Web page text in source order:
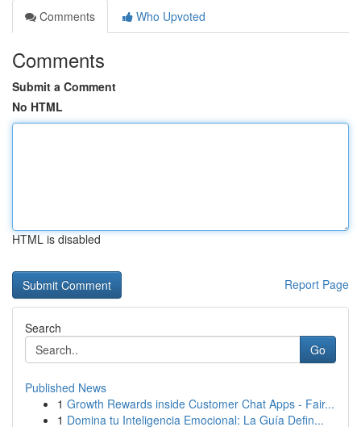
Comments
Who Upvoted
Comments
Submit a Comment
No HTML
HTML is disabled
Report Page
Search
Go
Published News
1 Growth Rewards inside Customer Chat Apps - Fair...
1 Domina tu Inteligencia Emocional: La Guía Defin...